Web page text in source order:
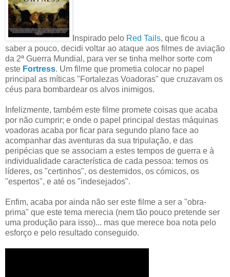
Inspirado pelo Red Tails, que ficou a
saber a pouco, decidi voltar ao ataque aos filmes de aviação
da 2ª Guerra Mundial, para ver se tinha melhor sorte com
este Fortress. Um filme que prometia colocar no papel
principal as míticas "Fortalezas Voadoras" que cruzavam os
céus para bombardear os alvos inimigos.
Infelizmente, também este filme promete coisas que acaba
por não cumprir; e onde o papel principal destas máquinas
voadoras acaba por ficar para segundo plano face ao
acompanhar das aventuras da sua tripulação, e das
peripécias que se associam a estes tempos de guerra e à
individualidade característica de cada pessoa: temos os
líderes, os "certinhos", os destemidos, os cómicos, os
"espertos", e até os "indesejados".
Enfim, acaba por ainda não ser este filme a ser a "obra-
prima" que este tema merecia (nem tão pouco pretende ser
uma produção para isso)... mas que merece boa nota pelo
esforço e pelo resultado conseguido.